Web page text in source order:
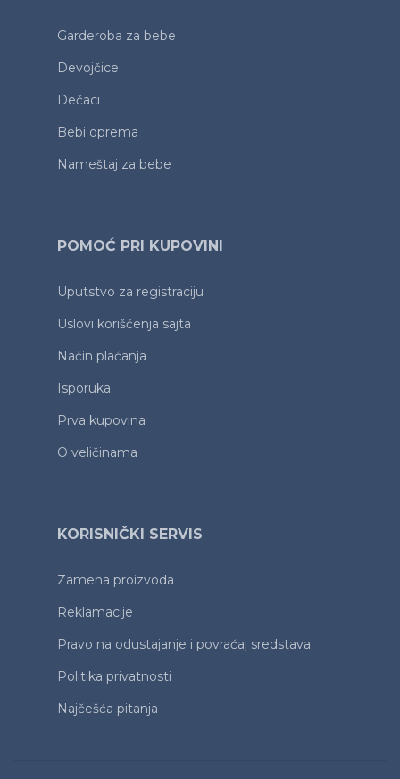
Garderoba za bebe
Devojčice
Dečaci
Bebi oprema
Nameštaj za bebe
POMOĆ PRI KUPOVINI
Uputstvo za registraciju
Uslovi korišćenja sajta
Način plaćanja
Isporuka
Prva kupovina
O veličinama
KORISNIČKI SERVIS
Zamena proizvoda
Reklamacije
Pravo na odustajanje i povraćaj sredstava
Politika privatnosti
Najčešća pitanja